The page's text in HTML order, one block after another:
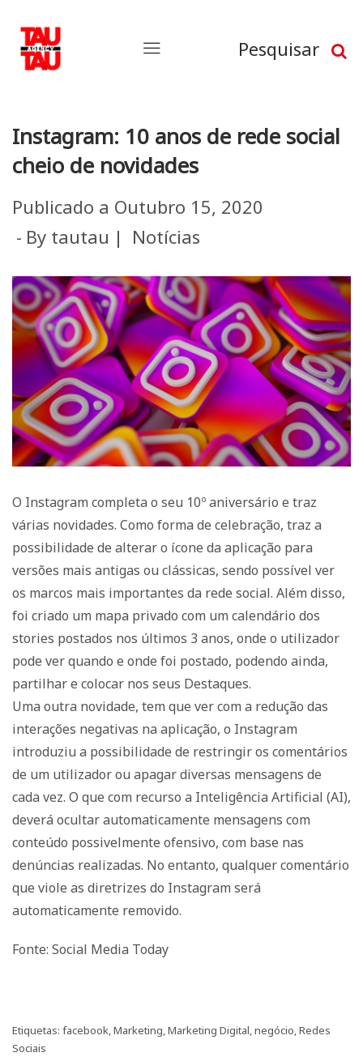
Pesquisar
Instagram: 10 anos de rede social
cheio de novidades
Publicado a Outubro 15, 2020
By tautau Notícias
O Instagram completa o seu 10º aniversário e traz
várias novidades. Como forma de celebração, traz a
possibilidade de alterar o ícone da aplicação para
versões mais antigas ou clássicas, sendo possível ver
os marcos mais importantes da rede social. Além disso,
foi criado um mapa privado com um calendário dos
stories postados nos últimos 3 anos, onde o utilizador
pode ver quando e onde foi postado, podendo ainda,
partilhar e colocar nos seus Destaques.
Uma outra novidade, tem que ver com a redução das
interações negativas na aplicação, o Instagram
introduziu a possibilidade de restringir os comentários
de um utilizador ou apagar diversas mensagens de
cada vez. O que com recurso a Inteligência Artificial (AI),
deverá ocultar automaticamente mensagens com
conteúdo possivelmente ofensivo, com base nas
denúncias realizadas. No entanto, qualquer comentário
que viole as diretrizes do Instagram será
automaticamente removido.
Fonte: Social Media Today
Etiquetas: facebook,Marketing,Marketing Digital,negócio,Redes
Sociais